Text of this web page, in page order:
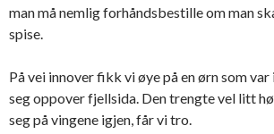
man må nemlig forhåndsbestille om man
spise.
På vei innover fikk vi øye på en ørn som
seg oppover fjellsida. Den trengte vel litt
seg på vingene igjen, får vi tro.